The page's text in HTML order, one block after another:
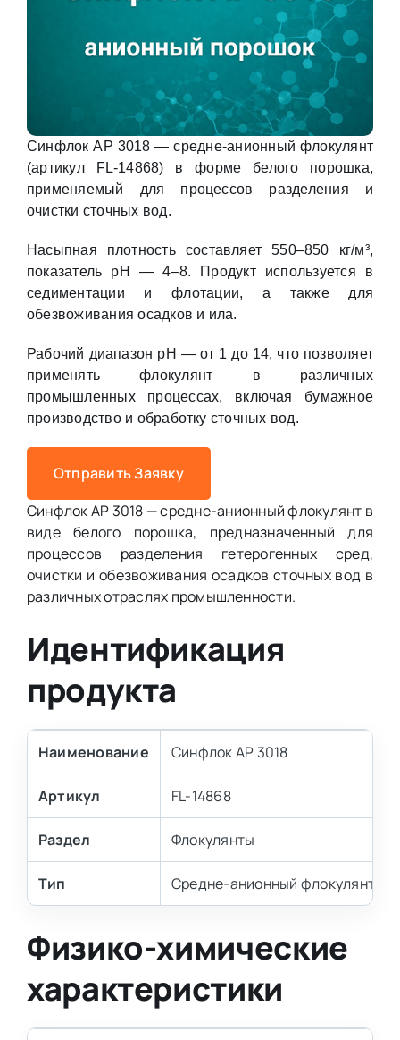
Синфлок АP 3018 — средне-анионный флокулянт
(артикул FL-14868) в форме белого порошка,
применяемый для процессов разделения и
очистки сточных вод.
Насыпная плотность составляет 550–850 кг/м³,
показатель pH — 4–8. Продукт используется в
седиментации и флотации, а также для
обезвоживания осадков и ила.
Рабочий диапазон pH — от 1 до 14, что позволяет
применять флокулянт в различных
промышленных процессах, включая бумажное
производство и обработку сточных вод.
Отправить Заявку
Синфлок АP 3018 — средне-анионный флокулянт в
виде белого порошка, предназначенный для
процессов разделения гетерогенных сред,
очистки и обезвоживания осадков сточных вод в
различных отраслях промышленности.
Идентификация
продукта
Наименование Синфлок АP 3018
Артикул FL-14868
Раздел Флокулянты
Тип Средне-анионный флокулянт
Физико-химические
характеристики